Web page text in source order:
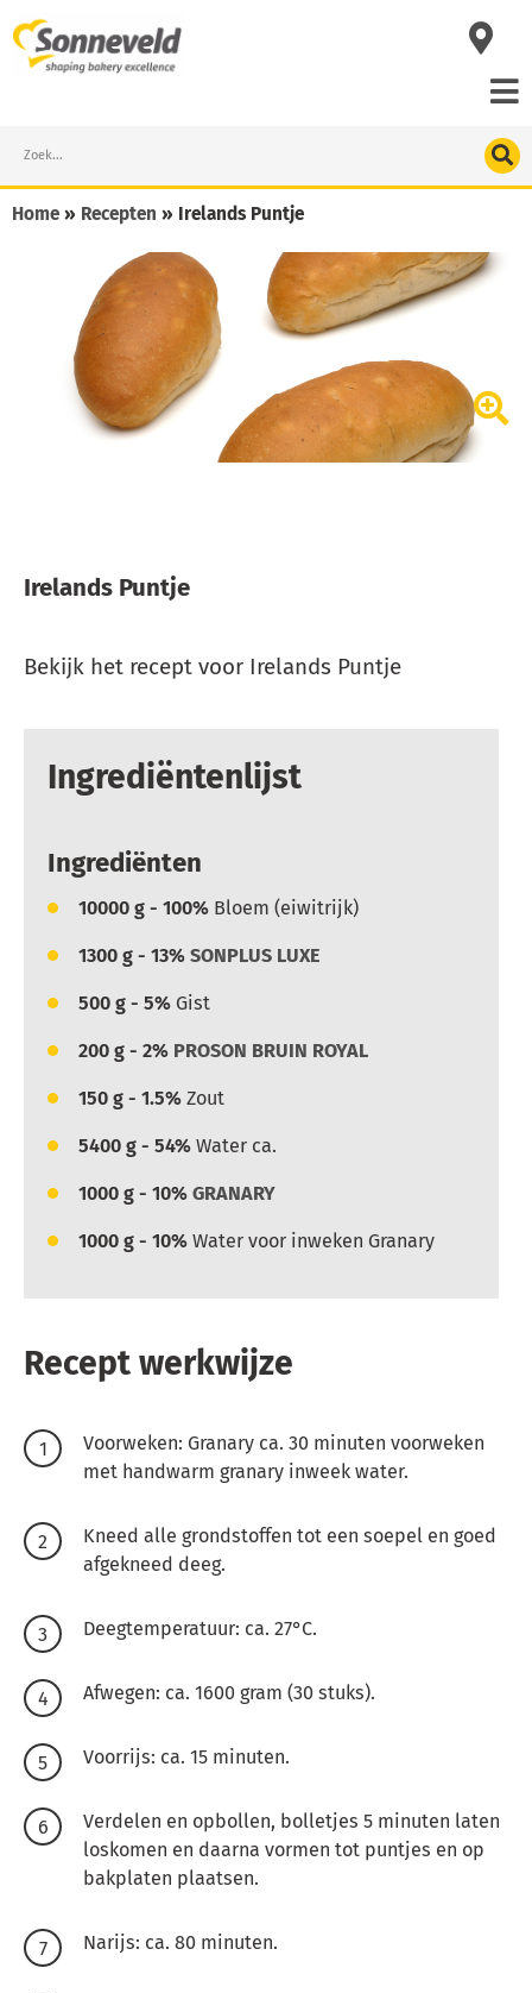
to
content
Search
Home » Recepten » Irelands Puntje
Irelands Puntje
Bekijk het recept voor Irelands Puntje
Ingrediëntenlijst
Ingrediënten
10000 g - 100% Bloem (eiwitrijk)
1300 g - 13% SONPLUS LUXE
500 g - 5% Gist
200 g - 2% PROSON BRUIN ROYAL
150 g - 1.5% Zout
5400 g - 54% Water ca.
1000 g - 10% GRANARY
1000 g - 10% Water voor inweken Granary
Recept werkwijze
Voorweken: Granary ca. 30 minuten voorweken
met handwarm granary inweek water.
Kneed alle grondstoffen tot een soepel en goed
afgekneed deeg.
Deegtemperatuur: ca. 27°C.
Afwegen: ca. 1600 gram (30 stuks).
Voorrijs: ca. 15 minuten.
Verdelen en opbollen, bolletjes 5 minuten laten
loskomen en daarna vormen tot puntjes en op
bakplaten plaatsen.
Narijs: ca. 80 minuten.